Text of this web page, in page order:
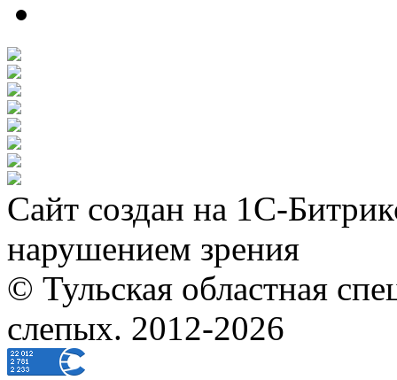
Сайт создан на 1С-
нарушением зрения
© Тульская областная
слепых. 2012-2026